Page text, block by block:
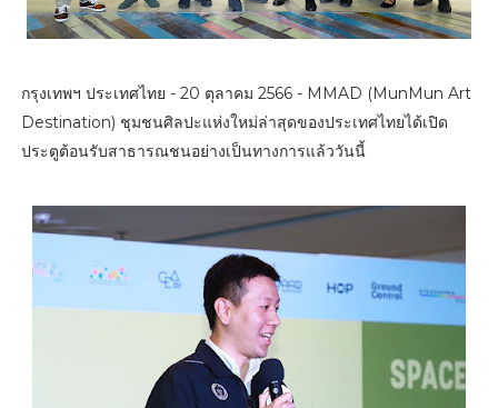
กรุงเทพฯ ประเทศไทย - 20 ตุลาคม 2566 - MMAD (MunMun Art
Destination) ชุมชนศิลปะแห่งใหม่ล่าสุดของประเทศไทยได้เปิด
ประตูต้อนรับสาธารณชนอย่างเป็นทางการแล้ววันนี้